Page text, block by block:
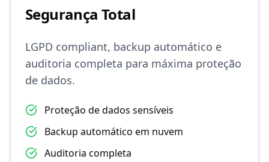
Segurança Total
LGPD compliant, backup automático e
auditoria completa para máxima proteção
de dados.
Proteção de dados sensíveis
Backup automático em nuvem
Auditoria completa